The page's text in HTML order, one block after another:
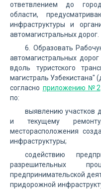
ответвлением до
области,
инфраструктуры и
автомагистральных дорог.
6. Образовать
автомагистральных
вдоль туристского
магистраль Узбекистана"
согласно приложению №2
по:
выявлению участков
и текущему
месторасположения
инфраструктуры;
содействию
разрешительных
предпринимательской
придорожной